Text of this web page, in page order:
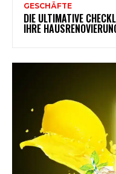
GESCHÄFTE
DIE ULTIMATIVE
IHRE